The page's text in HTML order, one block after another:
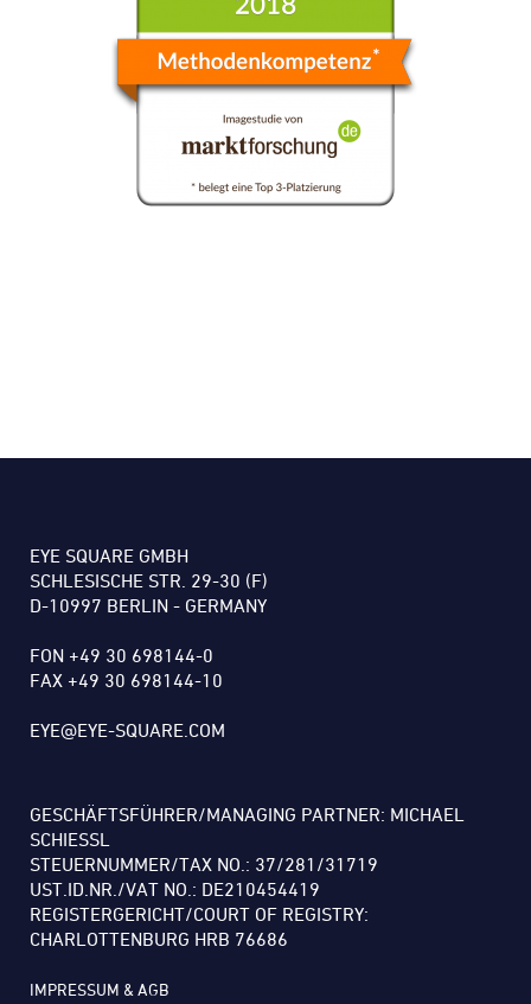
EYE SQUARE GMBH
SCHLESISCHE STR. 29-30 (F)
D-10997 BERLIN - GERMANY
FON +49 30 698144-0
FAX +49 30 698144-10
EYE@EYE-SQUARE.COM
GESCHÄFTSFÜHRER/MANAGING PARTNER: MICHAEL
SCHIESSL
STEUERNUMMER/TAX NO.: 37/281/31719
UST.ID.NR./VAT NO.: DE210454419
REGISTERGERICHT/COURT OF REGISTRY:
CHARLOTTENBURG HRB 76686
IMPRESSUM & AGB